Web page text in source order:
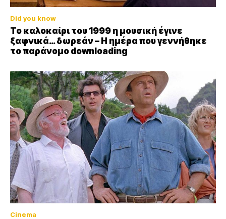
Did you know
Το καλοκαίρι του 1999 η μουσική έγινε
ξαφνικά… δωρεάν – Η ημέρα που γεννήθηκε
το παράνομο downloading
Cinema